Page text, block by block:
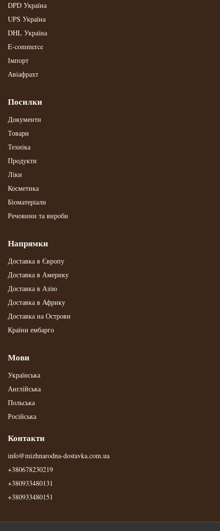
DPD Україна
UPS Україна
DHL Україна
E-commerce
Імпорт
Авіафрахт
Посилки
Документи
Товари
Техніка
Продукти
Ліки
Косметика
Біоматеріали
Речовини та вироби
Напрямки
Доставка в Європу
Доставка в Америку
Доставка в Азію
Доставка в Африку
Доставка на Острови
Країни ембарго
Мови
Українська
Англійська
Польська
Російська
Контакти
info@mizhnarodna-dostavka.com.ua
+380678230219
+380933480131
+380933480151